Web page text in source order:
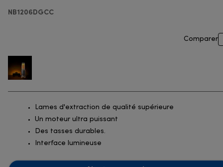
NB1206DGCC
Comparer
Lames d'extraction de qualité supérieure
Un moteur ultra puissant
Des tasses durables.
Interface lumineuse